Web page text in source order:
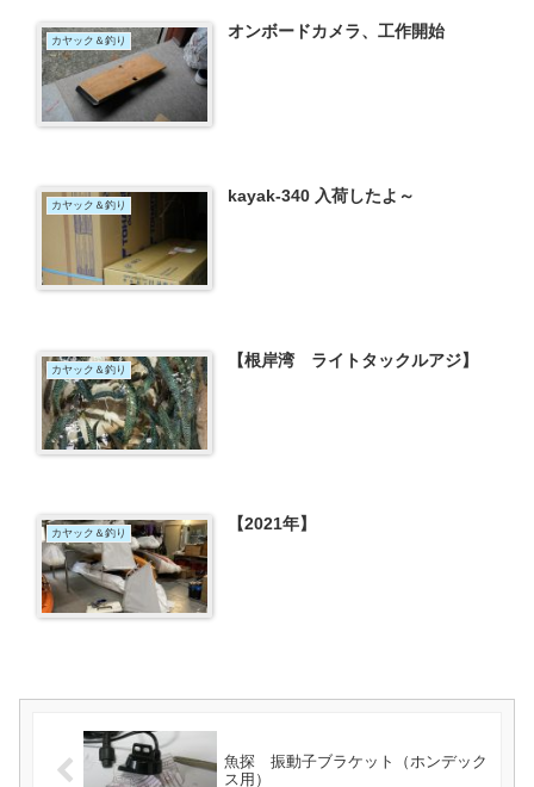
カヤック＆釣り オンボードカメラ、工作開始
カヤック＆釣り kayak-340 入荷したよ～
カヤック＆釣り 【根岸湾 ライトタックルアジ】
カヤック＆釣り 【2021年】
魚探 振動子ブラケット（ホンデック
ス用）